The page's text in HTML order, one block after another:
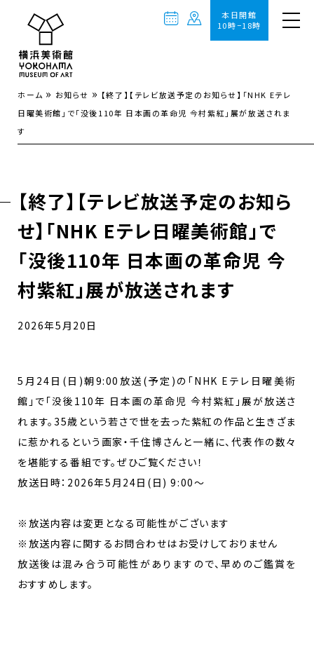
本日開館
10時−18時
ホーム » お知らせ » 【終了】【テレビ放送予定のお知らせ】「NHK Eテレ
日曜美術館」で「没後110年 日本画の革命児 今村紫紅」展が放送されま
す
【終了】【テレビ放送予定のお知ら
せ】「NHK Eテレ日曜美術館」で
「没後110年 日本画の革命児 今
村紫紅」展が放送されます
2026年5月20日
5月24日(日)朝9:00放送(予定)の「NHK Eテレ日曜美術
館」で「没後110年 日本画の革命児 今村紫紅」展が放送さ
れます。35歳という若さで世を去った紫紅の作品と生きざま
に惹かれるという画家・千住博さんと一緒に、代表作の数々
を堪能する番組です。ぜひご覧ください！
放送日時：2026年5月24日(日) 9:00～
※放送内容は変更となる可能性がございます
※放送内容に関するお問合わせはお受けしておりません
放送後は混み合う可能性がありますので、早めのご鑑賞を
おすすめします。